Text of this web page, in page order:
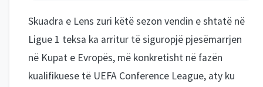
Skuadra e Lens zuri këtë sezon vendin e shtatë në
Ligue 1 teksa ka arritur të siguropjë pjesëmarrjen
në Kupat e Evropës, më konkretisht në fazën
kualifikuese të UEFA Conference League, aty ku